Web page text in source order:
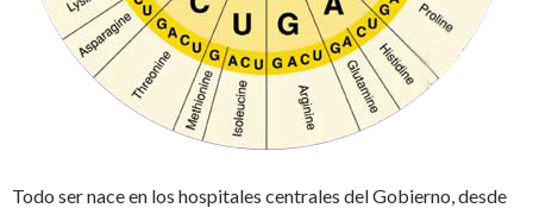
Todo ser nace en los hospitales centrales del Gobierno, desde